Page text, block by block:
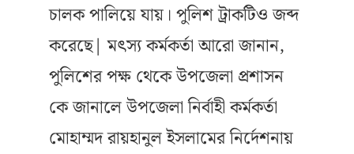
চালক পালিয়ে যায়। পুলিশ ট্রাকটিও জব্দ
করেছে| মৎস্য কর্মকর্তা আরো জানান,
পুলিশের পক্ষ থেকে উপজেলা প্রশাসন
কে জানালে উপজেলা নির্বাহী কর্মকর্তা
মোহাম্মদ রায়হানুল ইসলামের নির্দেশনায়